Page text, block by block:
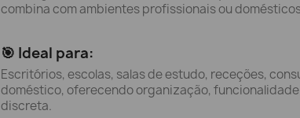
combina com ambientes profissionais ou
🎯 Ideal para:
Escritórios, escolas, salas de estudo, receções,
doméstico, oferecendo organização,
discreta.